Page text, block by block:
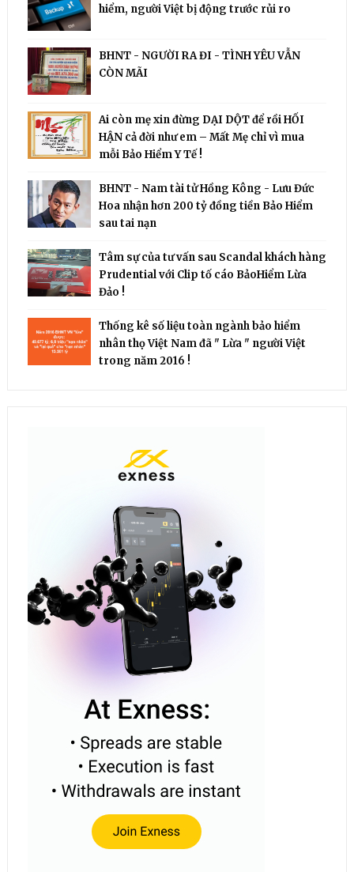
hiểm, người Việt bị động trước rủi ro
BHNT - NGƯỜI RA ĐI - TÌNH YÊU VẪN
CÒN MÃI
Ai còn mẹ xin đừng DẠI DỘT để rồi HỐI
HẬN cả đời như em – Mất Mẹ chỉ vì mua
mỗi Bảo Hiểm Y Tế !
BHNT - Nam tài tử Hồng Kông - Lưu Đức
Hoa nhận hơn 200 tỷ đồng tiền Bảo Hiểm
sau tai nạn
Tâm sự của tư vấn sau Scandal khách hàng
Prudential với Clip tố cáo BảoHiểm Lừa
Đảo !
Thống kê số liệu toàn ngành bảo hiểm
nhân thọ Việt Nam đã " Lừa " người Việt
trong năm 2016 !